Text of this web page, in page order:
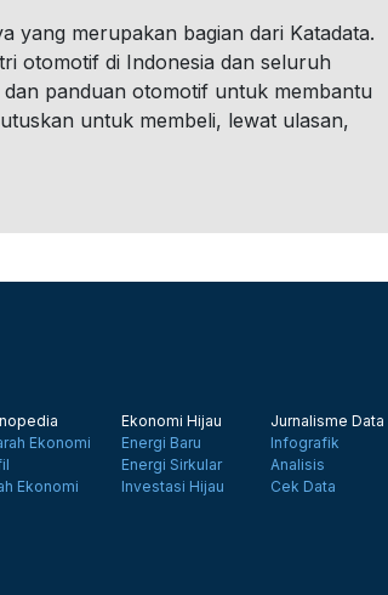
yang merupakan bagian dari Katadata.
otomotif di Indonesia dan seluruh
panduan otomotif untuk membantu
untuk membeli, lewat ulasan,
Ekonomi
Ekonomi
Ekonomi Hijau
Energi Baru
Energi Sirkular
Investasi Hijau
Jurnalisme Data
Infografik
Analisis
Cek Data